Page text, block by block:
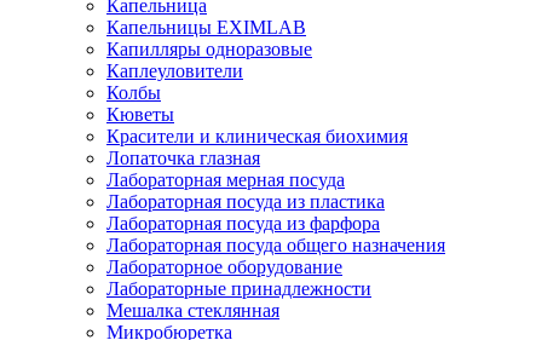
Капельница
Капельницы EXIMLAB
Капилляры одноразовые
Каплеуловители
Колбы
Кюветы
Красители и клиническая биохимия
Лопаточка глазная
Лабораторная мерная посуда
Лабораторная посуда из пластика
Лабораторная посуда из фарфора
Лабораторная посуда общего назначения
Лабораторное оборудование
Лабораторные принадлежности
Мешалка стеклянная
Микробюретка